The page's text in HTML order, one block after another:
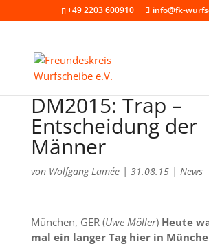
+49 2203 600910 info@fk-
DM2015: Trap –
Entscheidung der
Männer
von Wolfgang Lamée| 31.08.15| News
München, GER (Uwe Möller) Heute
mal ein langer Tag hier in